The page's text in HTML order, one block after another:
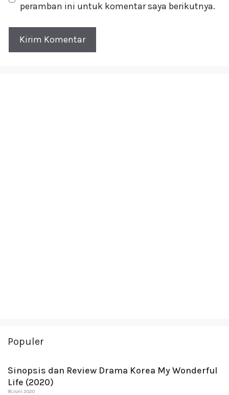
peramban ini untuk komentar saya berikutnya.
Populer
Sinopsis dan Review Drama Korea My Wonderful
Life (2020)
18 Juni 2020